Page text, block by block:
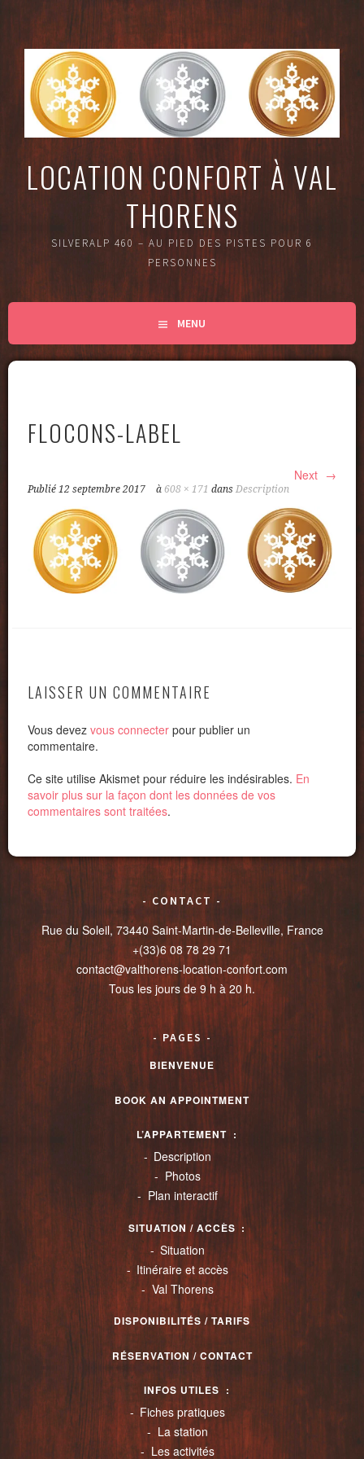
contenu
principal
LOCATION CONFORT À VAL
THORENS
SILVERALP 460 – AU PIED DES PISTES POUR 6
PERSONNES
MENU
FLOCONS-LABEL
Next
Publié12 septembre 2017 à 608 × 171 dansDescription
LAISSER UN COMMENTAIRE
Vous devezvous connecter pour publier un
commentaire.
Ce site utilise Akismet pour réduire les indésirables. En
savoir plus sur la façon dont les données de vos
commentaires sont traitées.
CONTACT
Rue du Soleil, 73440 Saint-Martin-de-Belleville, France
+(33)6 08 78 29 71
contact@valthorens-location-confort.com
Tous les jours de 9 h à 20 h.
PAGES
BIENVENUE
BOOK AN APPOINTMENT
L’APPARTEMENT
Description
Photos
Plan interactif
SITUATION / ACCÈS
Situation
Itinéraire et accès
Val Thorens
DISPONIBILITÉS / TARIFS
RÉSERVATION / CONTACT
INFOS UTILES
Fiches pratiques
La station
Les activités